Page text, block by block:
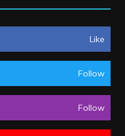
Like
Follow
Follow